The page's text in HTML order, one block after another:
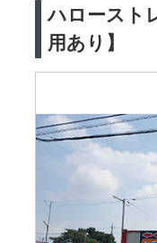
ハロースト
用あり】